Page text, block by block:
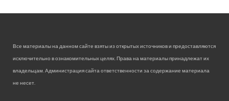
Все материалы на данном сайте взяты из открытых источников и предоставляются
исключительно в ознакомительных целях. Права на материалы принадлежат их
владельцам. Администрация сайта ответственности за содержание материала
не несет.